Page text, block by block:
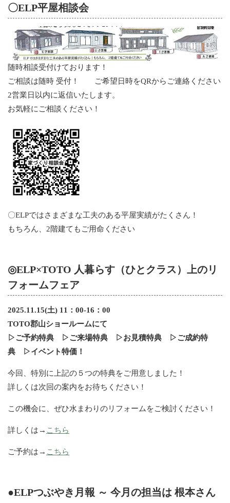
〇ELP平屋相談会
随時相談受付けております！
ご相談は随時 受付！ ご希望日時をQRからご連絡ください
2営業日以内に返信いたします。
お気軽にご相談ください！
〇ELPではさまざまな工夫のある平屋実績がたくさん！
もちろん、2階建てもご用命ください
◎ELP×TOTO 人暮らす（ひとクラス）上のリ
フォームフェア
2025.11.15(土) 11：00-16：00
TOTO郡山ショールームにて
▷ご予約特典 ▷ご来場特典 ▷お見積特典 ▷ご成約特
典 ▷イベント特価！
今回、特別に上記の５つの特典をご用意しました！
詳しくは次回の案内をお待ちください！
この機会に、ぜひ水まわりのリフォームをご検討ください！
詳しくは→ こちら
ご予約は→ こちら
●ELPつぶやき月報 ～ 今月の担当は 根本さん